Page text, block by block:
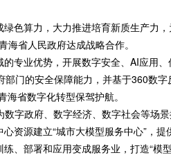
算力，大力推进培育新质生产力，
省人民政府达成战略合作。
业优势，开展数字安全、AI应用、
门的安全保障能力，并基于360数字
省数字化转型保驾护航。
字政府、数字经济、数字社会等场景
资源建立“城市大模型服务中心”，
、部署和应用变成服务业，打造“模